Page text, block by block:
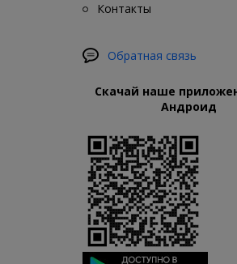
Контакты
Обратная связь
Скачай наше
Андроид